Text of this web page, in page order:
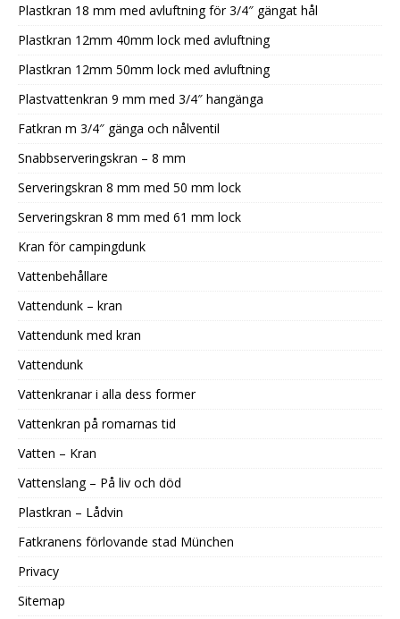
Plastkran 18 mm med avluftning för 3/4″ gängat hål
Plastkran 12mm 40mm lock med avluftning
Plastkran 12mm 50mm lock med avluftning
Plastvattenkran 9 mm med 3/4″ hangänga
Fatkran m 3/4″ gänga och nålventil
Snabbserveringskran – 8 mm
Serveringskran 8 mm med 50 mm lock
Serveringskran 8 mm med 61 mm lock
Kran för campingdunk
Vattenbehållare
Vattendunk – kran
Vattendunk med kran
Vattendunk
Vattenkranar i alla dess former
Vattenkran på romarnas tid
Vatten – Kran
Vattenslang – På liv och död
Plastkran – Lådvin
Fatkranens förlovande stad München
Privacy
Sitemap